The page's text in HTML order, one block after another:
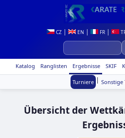
CZ| EN | FR|
Katalog Ranglisten Ergebnisse SKIF
Turniere | Sonstige
Übersicht der